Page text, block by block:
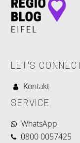
LET'S CONNECT
Kontakt
SERVICE
WhatsApp
0800 0057425